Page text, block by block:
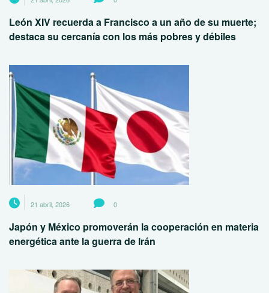
León XIV recuerda a Francisco a un año de su muerte;
destaca su cercanía con los más pobres y débiles
21 abril, 2026 0
Japón y México promoverán la cooperación en materia
energética ante la guerra de Irán